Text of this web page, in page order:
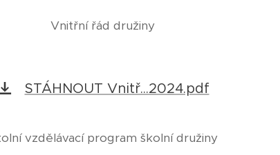
Vnitřní řád družiny
STÁHNOUT Vnitř...2024.pdf
vzdělávací program školní družiny